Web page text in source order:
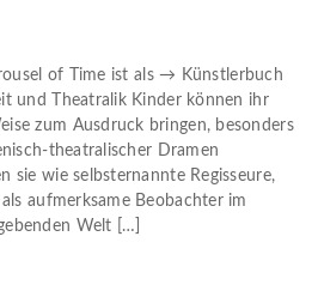
of Time ist als → Künstlerbuch
und Theatralik Kinder können ihr
zum Ausdruck bringen, besonders
theatralischer Dramen
sie wie selbsternannte Regisseure,
aufmerksame Beobachter im
Welt […]